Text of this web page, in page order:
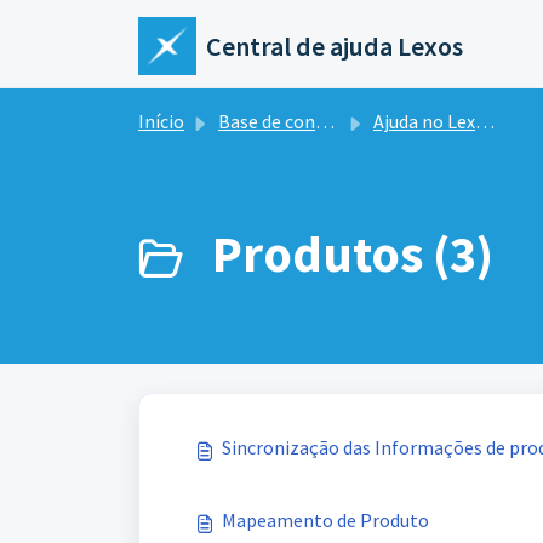
Ir para o conteúdo principal
Central de ajuda Lexos
Início Base de conhecimento Ajuda no Lexos Hub
Produtos (3)
Sincronização das Informações de
Mapeamento de Produto